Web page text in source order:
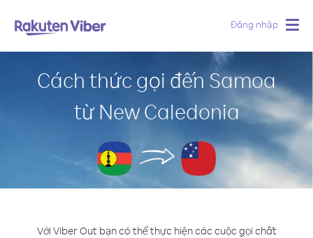
Đăng nhập
Cách thức gọi đến Samoa
từ New Caledonia
Với Viber Out bạn có thể thực hiện các cuộc gọi chất